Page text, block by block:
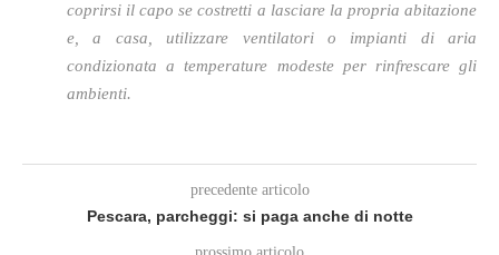
coprirsi il capo se costretti a lasciare la propria abitazione
e, a casa, utilizzare ventilatori o impianti di aria
condizionata a temperature modeste per rinfrescare gli
ambienti.
precedente articolo
Pescara, parcheggi: si paga anche di notte